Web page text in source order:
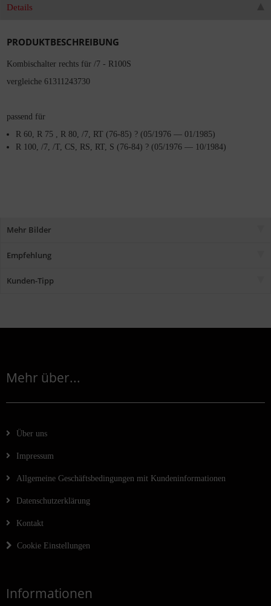
Details
PRODUKTBESCHREIBUNG
Kombischalter rechts für /7 - R100S
vergleiche 61311243730
passend für
R 60, R 75 , R 80, /7, RT (76-85) ? (05/1976 — 01/1985)
R 100, /7, /T, CS, RS, RT, S (76-84) ? (05/1976 — 10/1984)
Mehr Bilder
Empfehlung
Kunden-Tipp
Mehr über...
Über uns
Impressum
Allgemeine Geschäftsbedingungen mit Kundeninformationen
Datenschutzerklärung
Kontakt
Cookie Einstellungen
Informationen